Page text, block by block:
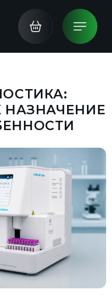
НАЗНАЧЕНИЕ